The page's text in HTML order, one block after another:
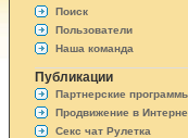
Поиск
Пользователи
Наша команда
Публикации
Партнерские
Продвижение в
Секс чат Рулетка